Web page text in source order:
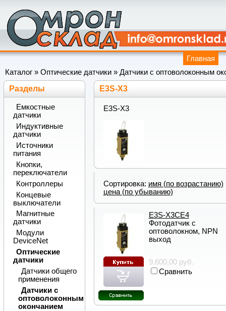
Главная
Каталог » Оптические датчики » Датчики с оптоволоконным
E3S-X3
E3S-X3
Сортировка: имя (по возрастанию)
цена (по убыванию)
E3S-X3CE4
Фотодатчик с
оптоволокном, NPN
выход
9.600,00 руб.
Сравнить
Разделы
Емкостные
датчики
Индуктивные
датчики
Источники
питания
Кнопки,
переключатели
Контроллеры
Концевые
выключатели
Магнитные
датчики
Модули
DeviceNet
Оптические
датчики
Датчики общего
применения
Датчики с
оптоволоконным
окончанием